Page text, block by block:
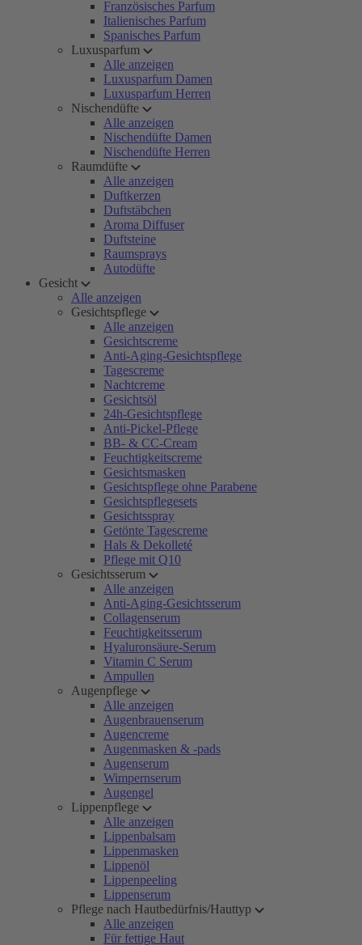
Französisches Parfum
Italienisches Parfum
Spanisches Parfum
Luxusparfum
Alle anzeigen
Luxusparfum Damen
Luxusparfum Herren
Nischendüfte
Alle anzeigen
Nischendüfte Damen
Nischendüfte Herren
Raumdüfte
Alle anzeigen
Duftkerzen
Duftstäbchen
Aroma Diffuser
Duftsteine
Raumsprays
Autodüfte
Gesicht
Alle anzeigen
Gesichtspflege
Alle anzeigen
Gesichtscreme
Anti-Aging-Gesichtspflege
Tagescreme
Nachtcreme
Gesichtsöl
24h-Gesichtspflege
Anti-Pickel-Pflege
BB- & CC-Cream
Feuchtigkeitscreme
Gesichtsmasken
Gesichtspflege ohne Parabene
Gesichtspflegesets
Gesichtsspray
Getönte Tagescreme
Hals & Dekolleté
Pflege mit Q10
Gesichtsserum
Alle anzeigen
Anti-Aging-Gesichtsserum
Collagenserum
Feuchtigkeitsserum
Hyaluronsäure-Serum
Vitamin C Serum
Ampullen
Augenpflege
Alle anzeigen
Augenbrauenserum
Augencreme
Augenmasken & -pads
Augenserum
Wimpernserum
Augengel
Lippenpflege
Alle anzeigen
Lippenbalsam
Lippenmasken
Lippenöl
Lippenpeeling
Lippenserum
Pflege nach Hautbedürfnis/Hauttyp
Alle anzeigen
Für fettige Haut